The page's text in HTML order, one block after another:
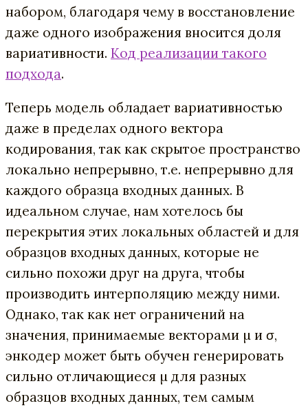
набором, благодаря чему в восстановление
даже одного изображения вносится доля
вариативности. Код реализации такого
подхода.
Теперь модель обладает вариативностью
даже в пределах одного вектора
кодирования, так как скрытое пространство
локально непрерывно, т.е. непрерывно для
каждого образца входных данных. В
идеальном случае, нам хотелось бы
перекрытия этих локальных областей и для
образцов входных данных, которые не
сильно похожи друг на друга, чтобы
производить интерполяцию между ними.
Однако, так как нет ограничений на
значения, принимаемые векторами µ и σ,
энкодер может быть обучен генерировать
сильно отличающиеся µ для разных
образцов входных данных, тем самым